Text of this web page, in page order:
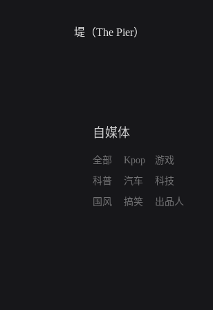
堤（The Pier）
自媒体
全部
科普
国风
Kpop
汽车
搞笑
游戏
科技
出品人